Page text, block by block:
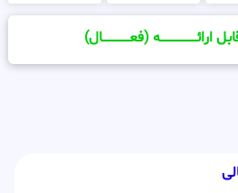
(فعـــــــــــــــال)